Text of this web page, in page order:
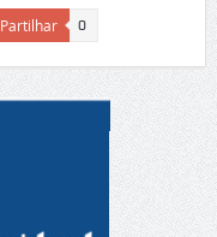
Partilhar 0